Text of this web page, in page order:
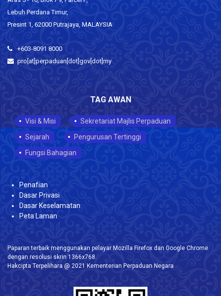
Lebuh Perdana Timur,
Presint 1, 62000 Putrajaya, MALAYSIA
+603-8091 8000
pro[at]perpaduan[dot]gov[dot]my
TAG AWAN
Visi & Misi
Sekretariat Majlis Perpaduan
Sejarah
Pengurusan Tertinggi
Fungsi Bahagian
Penafian
Dasar Privasi
Dasar Keselamatan
Peta Laman
Paparan terbaik menggunakan pelayar Mozilla Firefox dan Google Chrome
dengan resolusi skrin 1366x768.
Hakcipta Terpelihara @ 2021 Kementerian Perpaduan Negara